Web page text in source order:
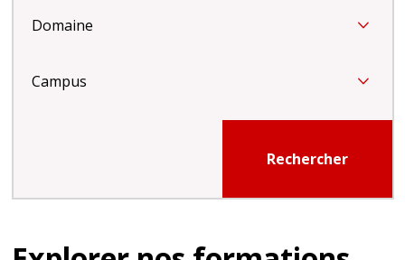
Domaine
Campus
Rechercher